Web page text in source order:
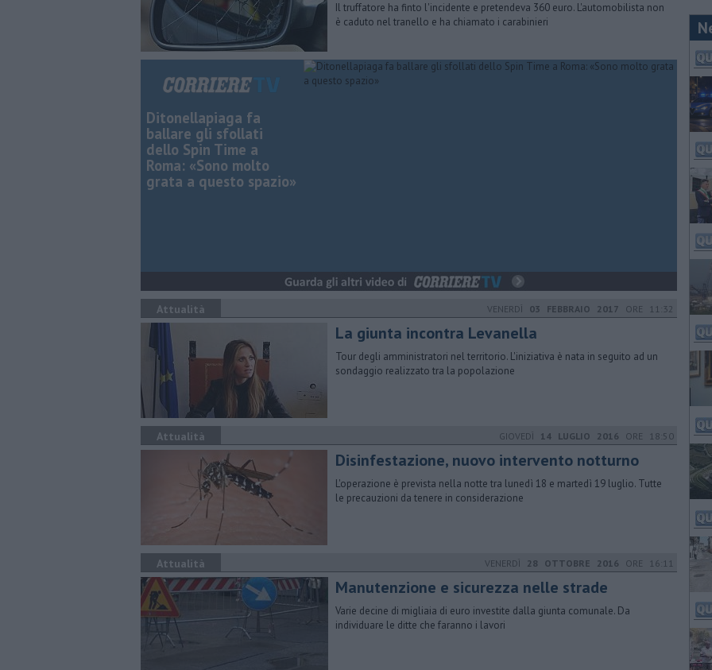
Il truffatore ha finto l'incidente e pretendeva 360 euro. L'automobilista non
è caduto nel tranello e ha chiamato i carabinieri
Ditonellapiaga fa
ballare gli sfollati
dello Spin Time a
Roma: «Sono molto
grata a questo spazio»
Attualità VENERDÌ 03 FEBBRAIO 2017 ORE 11:32
La giunta incontra Levanella
Tour degli amministratori nel territorio. L'iniziativa è nata in seguito ad un
sondaggio realizzato tra la popolazione
Attualità GIOVEDÌ 14 LUGLIO 2016 ORE 18:50
Disinfestazione, nuovo intervento notturno
L'operazione è prevista nella notte tra lunedì 18 e martedì 19 luglio. Tutte
le precauzioni da tenere in considerazione
Attualità VENERDÌ 28 OTTOBRE 2016 ORE 16:11
Manutenzione e sicurezza nelle strade
Varie decine di migliaia di euro investite dalla giunta comunale. Da
individuare le ditte che faranno i lavori